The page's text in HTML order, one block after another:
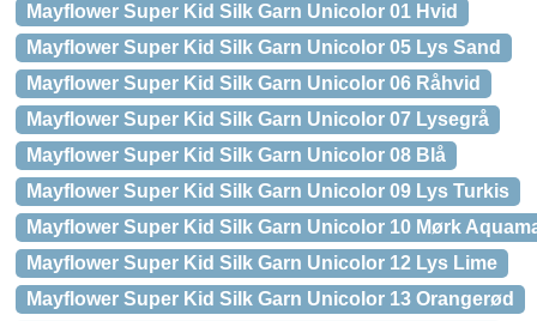
Mayflower Super Kid Silk Garn Unicolor 01 Hvid
Mayflower Super Kid Silk Garn Unicolor 05 Lys Sand
Mayflower Super Kid Silk Garn Unicolor 06 Råhvid
Mayflower Super Kid Silk Garn Unicolor 07 Lysegrå
Mayflower Super Kid Silk Garn Unicolor 08 Blå
Mayflower Super Kid Silk Garn Unicolor 09 Lys Turkis
Mayflower Super Kid Silk Garn Unicolor 10 Mørk
Mayflower Super Kid Silk Garn Unicolor 12 Lys Lime
Mayflower Super Kid Silk Garn Unicolor 13 Orangerød